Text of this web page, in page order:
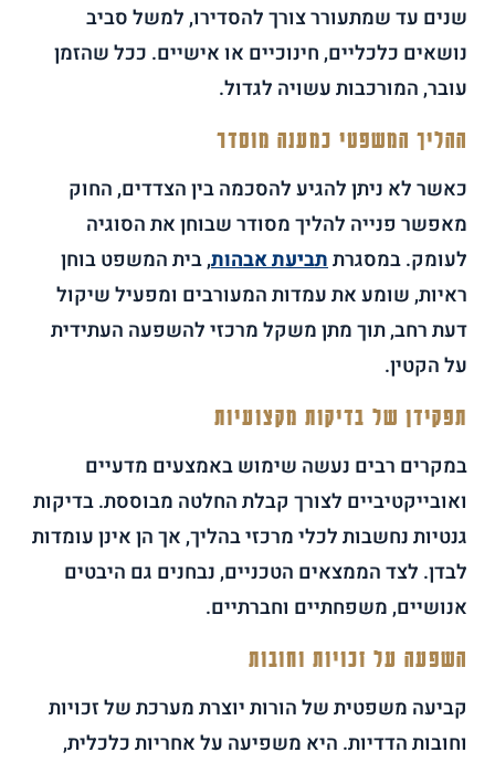
שנים עד שמתעורר צורך להסדירו, למשל סביב
נושאים כלכליים, חינוכיים או אישיים. ככל שהזמן
עובר, המורכבות עשויה לגדול.
ההליך המשפטי כמענה מוסדר
כאשר לא ניתן להגיע להסכמה בין הצדדים, החוק
מאפשר פנייה להליך מסודר שבוחן את הסוגיה
לעומק. במסגרתתביעת אבהות, בית המשפט בוחן
ראיות, שומע את עמדות המעורבים ומפעיל שיקול
דעת רחב, תוך מתן משקל מרכזי להשפעה העתידית
על הקטין.
תפקידן של בדיקות מקצועיות
במקרים רבים נעשה שימוש באמצעים מדעיים
ואובייקטיביים לצורך קבלת החלטה מבוססת. בדיקות
גנטיות נחשבות לכלי מרכזי בהליך, אך הן אינן עומדות
לבדן. לצד הממצאים הטכניים, נבחנים גם היבטים
אנושיים, משפחתיים וחברתיים.
השפעה על זכויות וחובות
קביעה משפטית של הורות יוצרת מערכת של זכויות
וחובות הדדיות. היא משפיעה על אחריות כלכלית,